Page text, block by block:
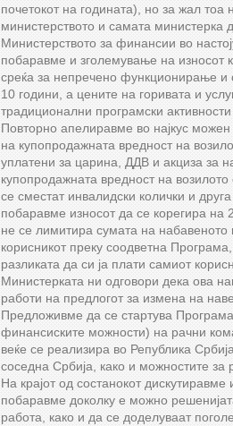
почетокот на годината), но за жал
министерството и самата
Министерството за финансии во
побаравме и зголемување на износот
среќа за непречено функционирање и
10 години, а цените на горивата и
традиционални програмски
Повторно апелиравме во најкус
на купопродажната вредност на
уплатени за царина, ДДВ и акциза за
купопродажната вредност на
се сместат инвалидски колички и
побаравме износот да се корегира
не се лимитира сумата на
корисникот преку соодветна
разликата да си ја плати самиот
Министерката ни одговори дека ова
работи на предлогот за измена на
Предложивме да се стартува
финансиските можности) на рачни
веќе се реализира во Република
соседна Србија, како и можностите за
На крајот од состанокот
побаравме доколку е можно
работа, како и да се доделуваат